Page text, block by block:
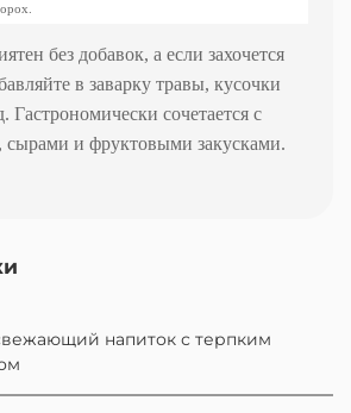
без добавок, а если захочется
в заварку травы, кусочки
Гастрономически сочетается с
сырами и фруктовыми закусками.
напиток с терпким